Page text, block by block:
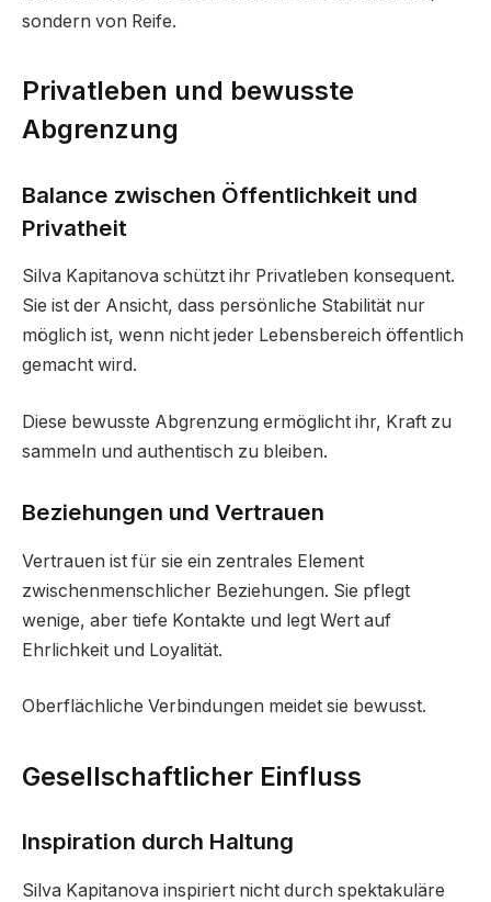
sondern von Reife.
Privatleben und bewusste
Abgrenzung
Balance zwischen Öffentlichkeit und
Privatheit
Silva Kapitanova schützt ihr Privatleben konsequent.
Sie ist der Ansicht, dass persönliche Stabilität nur
möglich ist, wenn nicht jeder Lebensbereich öffentlich
gemacht wird.
Diese bewusste Abgrenzung ermöglicht ihr, Kraft zu
sammeln und authentisch zu bleiben.
Beziehungen und Vertrauen
Vertrauen ist für sie ein zentrales Element
zwischenmenschlicher Beziehungen. Sie pflegt
wenige, aber tiefe Kontakte und legt Wert auf
Ehrlichkeit und Loyalität.
Oberflächliche Verbindungen meidet sie bewusst.
Gesellschaftlicher Einfluss
Inspiration durch Haltung
Silva Kapitanova inspiriert nicht durch spektakuläre